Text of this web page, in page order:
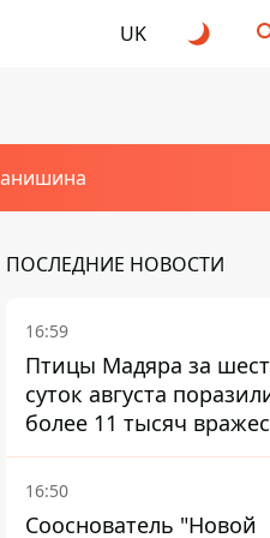
UK
ПОСЛЕДНИЕ НОВОСТИ
16:59
Птицы Мадяра за
суток августа
более 11 тысяч
целей и
около двух тысяч
16:50
Сооснователь "Новой